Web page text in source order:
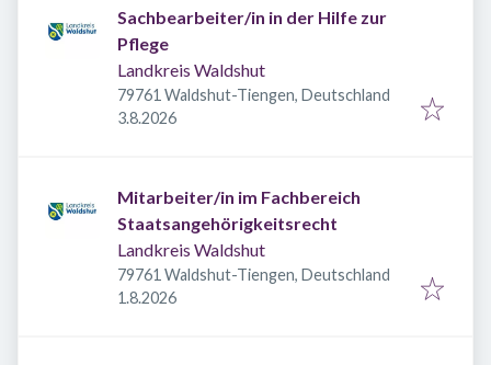
Sachbearbeiter/in in der Hilfe zur
Pflege
Landkreis Waldshut
79761 Waldshut-Tiengen, Deutschland
Veröffentlicht
3.8.2026
Mitarbeiter/in im Fachbereich
Staatsangehörigkeitsrecht
Landkreis Waldshut
79761 Waldshut-Tiengen, Deutschland
Veröffentlicht
1.8.2026